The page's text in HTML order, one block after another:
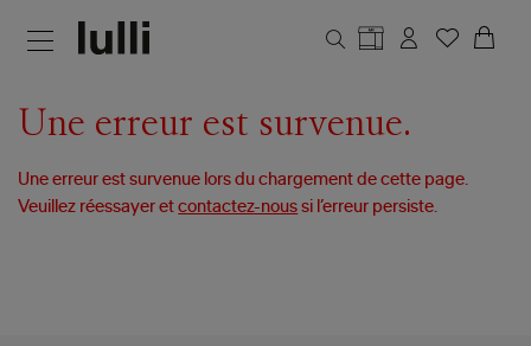
Une erreur est survenue.
Une erreur est survenue lors du chargement de cette page.
Veuillez réessayer etcontactez-nous si l’erreur persiste.